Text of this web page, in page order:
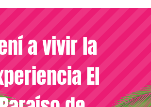
a vivir la
El